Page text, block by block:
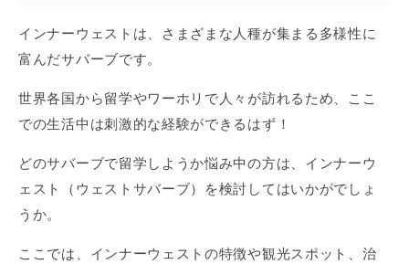
インナーウェストは、さまざまな人種が集まる多様性に
富んだサバーブです。
世界各国から留学やワーホリで人々が訪れるため、ここ
での生活中は刺激的な経験ができるはず！
どのサバーブで留学しようか悩み中の方は、インナーウ
ェスト（ウェストサバーブ）を検討してはいかがでしょ
うか。
ここでは、インナーウェストの特徴や観光スポット、治